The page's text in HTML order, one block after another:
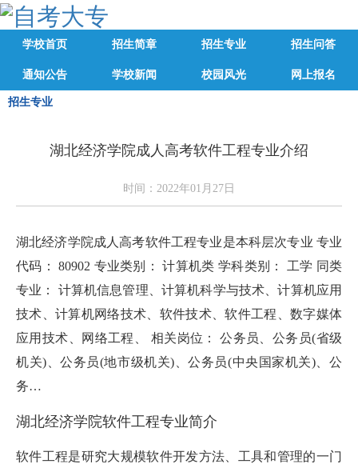
学校首页 招生简章 招生专业 招生问答
通知公告 学校新闻 校园风光 网上报名
招生专业
湖北经济学院成人高考软件工程专业介绍
时间：2022年01月27日
湖北经济学院成人高考软件工程专业是本科层次专业 专业
代码： 80902 专业类别： 计算机类 学科类别： 工学 同类
专业： 计算机信息管理、计算机科学与技术、计算机应用
技术、计算机网络技术、软件技术、软件工程、数字媒体
应用技术、网络工程、 相关岗位： 公务员、公务员(省级
机关)、公务员(地市级机关)、公务员(中央国家机关)、公
务…
湖北经济学院软件工程专业简介
软件工程是研究大规模软件开发方法、工具和管理的一门